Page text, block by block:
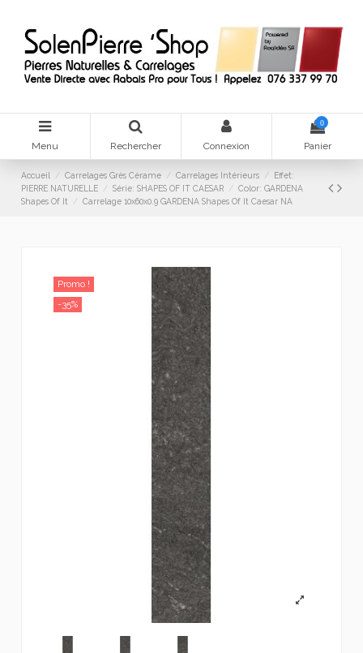
Menu Rechercher Connexion
0
Panier
Accueil Carrelages Grès Cérame Carrelages Intérieurs
Effet:
PIERRE NATURELLE
Série: SHAPES OF IT CAESAR
Color: GARDENA
Shapes Of It
Carrelage 10x60x0.9 GARDENA Shapes Of It Caesar NA
Promo !
-35%